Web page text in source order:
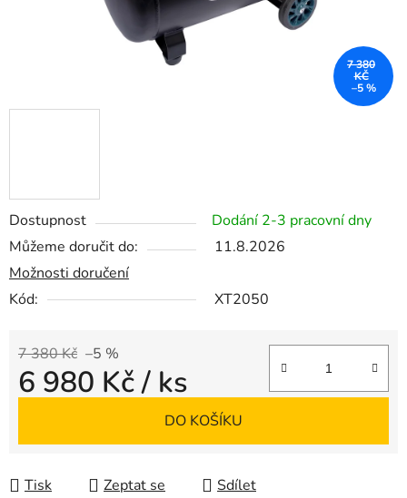
Dostupnost
Dodání 2-3 pracovní dny
Můžeme doručit do:
11.8.2026
Možnosti doručení
Kód:
XT2050
7 380 Kč –5 %
6 980 Kč/ ks
DO KOŠÍKU
Tisk Zeptat se Sdílet
7 380
KČ
–5 %